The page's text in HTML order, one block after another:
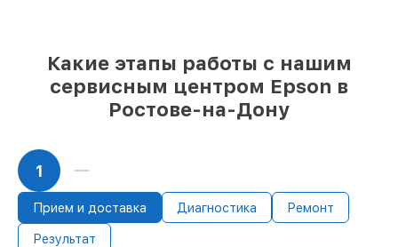
Какие этапы работы с нашим
сервисным центром Epson в
Ростове-на-Дону
1
Прием и доставка Диагностика Ремонт
Результат